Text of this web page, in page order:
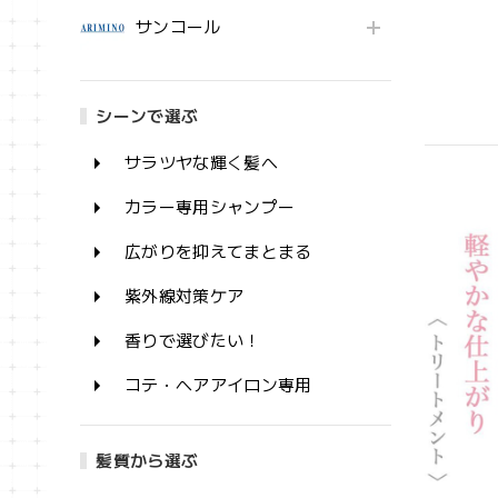
サンコール
シーンで選ぶ
サラツヤな輝く髪へ
カラー専用シャンプー
広がりを抑えてまとまる
紫外線対策ケア
香りで選びたい！
コテ・ヘアアイロン専用
髪質から選ぶ